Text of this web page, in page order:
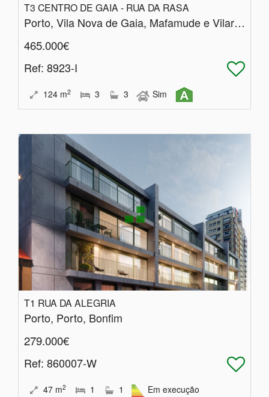
T3 CENTRO DE GAIA - RUA DA RASA
Porto, Vila Nova de Gaia, Mafamude e Vilar do Paraíso
465.000€
Ref: 8923-I
124 m2 3 3 Sim
T1 RUA DA ALEGRIA
Porto, Porto, Bonfim
279.000€
Ref: 860007-W
47 m2 1 1 Em execução